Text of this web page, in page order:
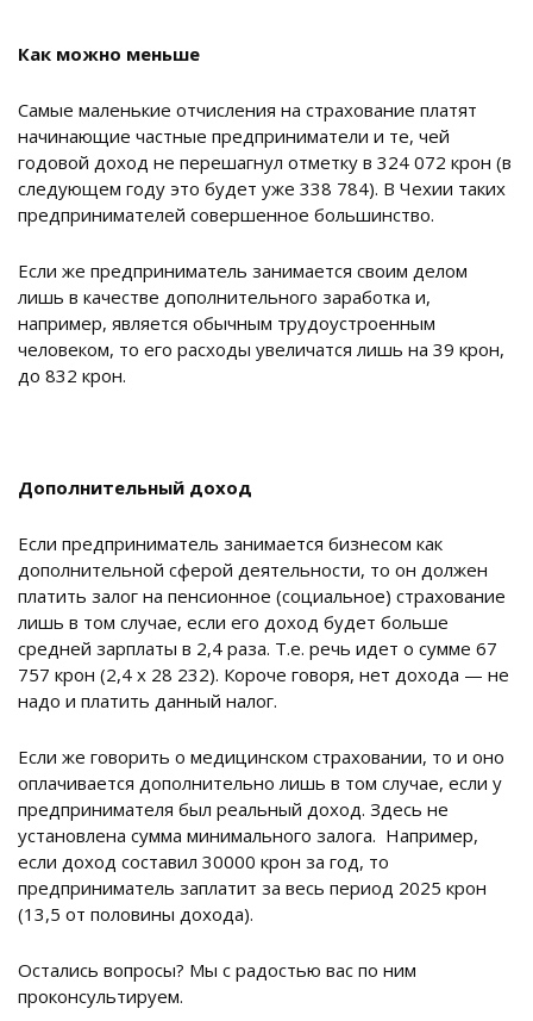
Как можно меньше
Самые маленькие отчисления на страхование платят
начинающие частные предприниматели и те, чей
годовой доход не перешагнул отметку в 324 072 крон (в
следующем году это будет уже 338 784). В Чехии таких
предпринимателей совершенное большинство.
Если же предприниматель занимается своим делом
лишь в качестве дополнительного заработка и,
например, является обычным трудоустроенным
человеком, то его расходы увеличатся лишь на 39 крон,
до 832 крон.
Дополнительный доход
Если предприниматель занимается бизнесом как
дополнительной сферой деятельности, то он должен
платить залог на пенсионное (социальное) страхование
лишь в том случае, если его доход будет больше
средней зарплаты в 2,4 раза. Т.е. речь идет о сумме 67
757 крон (2,4 x 28 232). Короче говоря, нет дохода — не
надо и платить данный налог.
Если же говорить о медицинском страховании, то и оно
оплачивается дополнительно лишь в том случае, если у
предпринимателя был реальный доход. Здесь не
установлена сумма минимального залога. Например,
если доход составил 30000 крон за год, то
предприниматель заплатит за весь период 2025 крон
(13,5 от половины дохода).
Остались вопросы? Мы с радостью вас по ним
проконсультируем.